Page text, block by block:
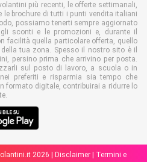
più recenti, le offerte settimanali,
le brochure di tutti i punti vendita italiani
possiamo tenerti sempre aggiornato
sconti e le promozioni e, durante il
facilità quella particolare offerta, quello
tua zona. Spesso il nostro sito è il
persino prima che arrivino per posta.
sul posto di lavoro, a scuola o in
preferiti e risparmia sia tempo che
formato digitale, contribuirai a ridurre lo
2026 | Disclaimer|
Termini e